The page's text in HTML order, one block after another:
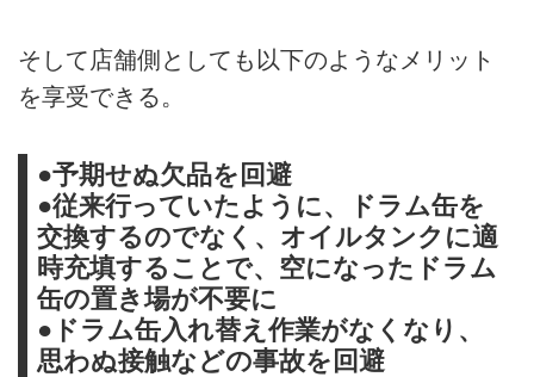
そして店舗側としても以下のようなメリット
を享受できる。
●予期せぬ欠品を回避
●従来行っていたように、ドラム缶を
交換するのでなく、オイルタンクに適
時充填することで、空になったドラム
缶の置き場が不要に
●ドラム缶入れ替え作業がなくなり、
思わぬ接触などの事故を回避